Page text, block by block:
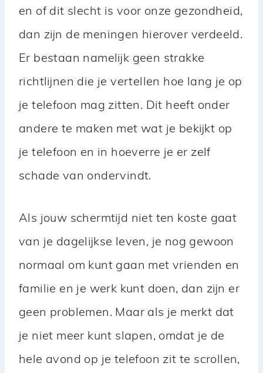
en of dit slecht is voor onze gezondheid,
dan zijn de meningen hierover verdeeld.
Er bestaan namelijk geen strakke
richtlijnen die je vertellen hoe lang je op
je telefoon mag zitten. Dit heeft onder
andere te maken met wat je bekijkt op
je telefoon en in hoeverre je er zelf
schade van ondervindt.
Als jouw schermtijd niet ten koste gaat
van je dagelijkse leven, je nog gewoon
normaal om kunt gaan met vrienden en
familie en je werk kunt doen, dan zijn er
geen problemen. Maar als je merkt dat
je niet meer kunt slapen, omdat je de
hele avond op je telefoon zit te scrollen,